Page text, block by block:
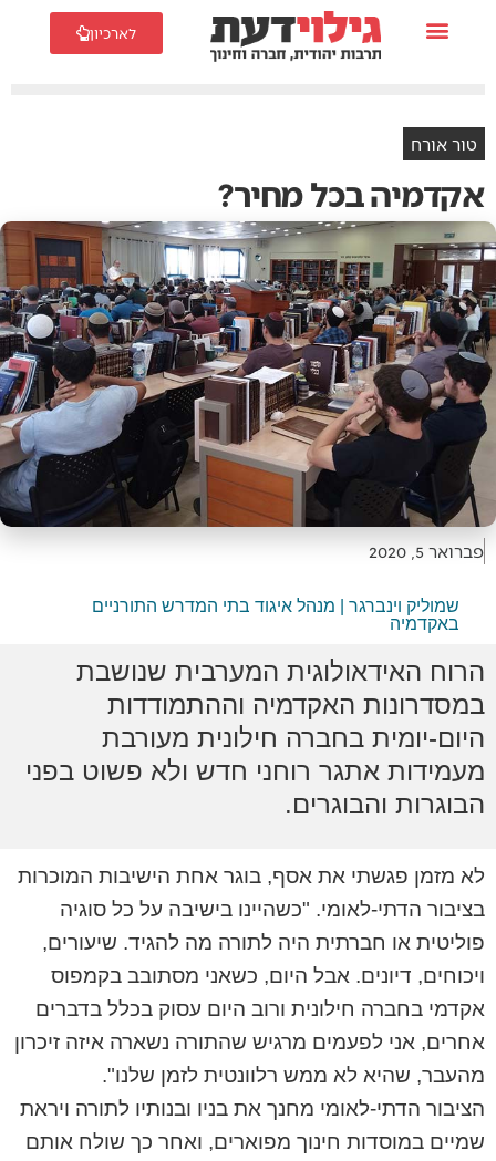
לארכיון
טור אורח
אקדמיה בכל מחיר?
פברואר 5, 2020
שמוליק וינברגר | מנהל איגוד בתי המדרש התורניים
באקדמיה
הרוח האידאולוגית המערבית שנושבת
במסדרונות האקדמיה וההתמודדות
היום-יומית בחברה חילונית מעורבת
מעמידות אתגר רוחני חדש ולא פשוט בפני
הבוגרות והבוגרים.
לא מזמן פגשתי את אסף, בוגר אחת הישיבות המוכרות
בציבור הדתי-לאומי. "כשהיינו בישיבה על כל סוגיה
פוליטית או חברתית היה לתורה מה להגיד. שיעורים,
ויכוחים, דיונים. אבל היום, כשאני מסתובב בקמפוס
אקדמי בחברה חילונית ורוב היום עסוק בכלל בדברים
אחרים, אני לפעמים מרגיש שהתורה נשארה איזה זיכרון
מהעבר, שהיא לא ממש רלוונטית לזמן שלנו".
הציבור הדתי-לאומי מחנך את בניו ובנותיו לתורה ויראת
שמיים במוסדות חינוך מפוארים, ואחר כך שולח אותם